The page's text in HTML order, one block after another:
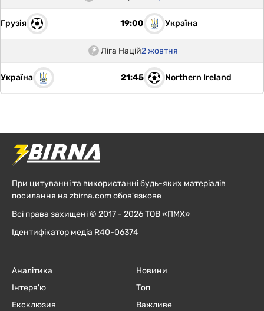
Грузія 19:00 Україна
Ліга Націй2 жовтня
Україна 21:45 Northern Ireland
При цитуванні та використанні будь-яких матеріалів
посилання на zbirna.com обов'язкове
Всі права захищені © 2017 - 2026 ТОВ «ПМХ»
Ідентифікатор медіа R40-06374
Аналітика
Інтерв'ю
Ексклюзив
Новини
Топ
Важливе